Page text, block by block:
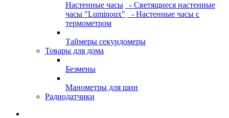
Настенные часы
- Светящиеся настенные
часы "Luminoux"
- Настенные часы с
термометром
Таймеры секундомеры
Товары для дома
Безмены
Манометры для шин
Радиодатчики